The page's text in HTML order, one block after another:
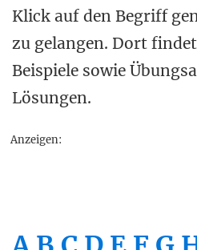
Klick auf den Begriff
zu gelangen. Dort
Beispiele sowie
Lösungen.
Anzeigen: